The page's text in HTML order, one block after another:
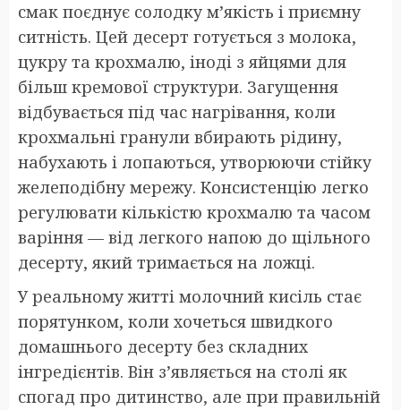
смак поєднує солодку м’якість і приємну
ситність. Цей десерт готується з молока,
цукру та крохмалю, іноді з яйцями для
більш кремової структури. Загущення
відбувається під час нагрівання, коли
крохмальні гранули вбирають рідину,
набухають і лопаються, утворюючи стійку
желеподібну мережу. Консистенцію легко
регулювати кількістю крохмалю та часом
варіння — від легкого напою до щільного
десерту, який тримається на ложці.
У реальному житті молочний кисіль стає
порятунком, коли хочеться швидкого
домашнього десерту без складних
інгредієнтів. Він з’являється на столі як
спогад про дитинство, але при правильній